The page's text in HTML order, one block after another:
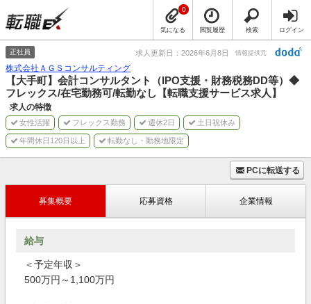
気になる
0
閲覧履歴 検索 ログイン
正社員 求人更新日：2026年6月8日 情報提供元
株式会社ＡＧＳコンサルティング
【大手町】会計コンサルタント（IPO支援・財務税務DD等）◆
フレックス/在宅勤務可/転勤なし【転職支援サービス求人】
求人の特徴
女性活躍 フレックス勤務 週休2日 土日祝休み
年間休日120日以上 転勤なし・勤務地限定
PCに転送する
募集概要 応募資格 企業情報
給与
＜予定年収＞
500万円～1,100万円